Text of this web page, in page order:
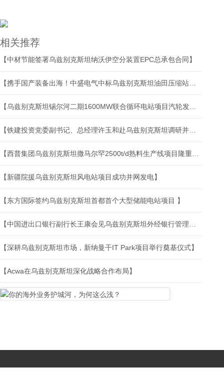
相关推荐
【中材节能签署乌兹别克斯坦纳沃伊空分装置EPC总承包合同】
【携手国产装备出海！中盛电气中标乌兹别克斯坦油田压缩站预制舱项目】
【乌兹别克斯坦锡尔河二期1600MW联合循环电站项目汽轮发电机组首次并网成功】
【铁建投资党委副书记、总经理许玉和赴乌兹别克斯坦调研并开展系列商务活动】
【西普集团乌兹别克斯坦撒马尔罕2500t/d熟料生产线项目隆重举行投产仪式】
【新疆院援乌兹别克斯坦风电站项目成功并网发电】
【东方国际签约乌兹别克斯坦首都首个大型储能电站项目 】
【中国进出口银行副行长王康会见乌兹别克斯坦外经银行管理委员会主席阿利舍·米尔索阿托夫】
【深耕乌兹别克斯坦市场，新纳曼干IT Park项目举行奠基仪式】
【Acwa在乌兹别克斯坦深化战略合作布局】